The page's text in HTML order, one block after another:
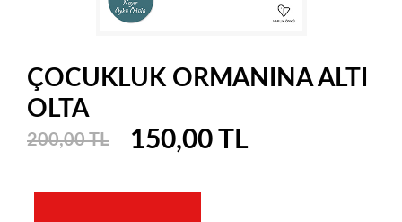
ÇOCUKLUK ORMANINA ALTI
OLTA
200,00 TL 150,00 TL